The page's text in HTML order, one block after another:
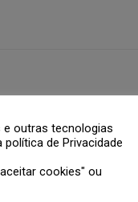
outras tecnologias
de Privacidade
cookies" ou